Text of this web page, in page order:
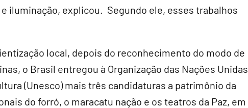
iluminação, explicou. Segundo ele, esses trabalhos
local, depois do reconhecimento do modo de
o Brasil entregou à Organização das Nações Unidas
(Unesco) mais três candidaturas a patrimônio da
do forró, o maracatu nação e os teatros da Paz, em